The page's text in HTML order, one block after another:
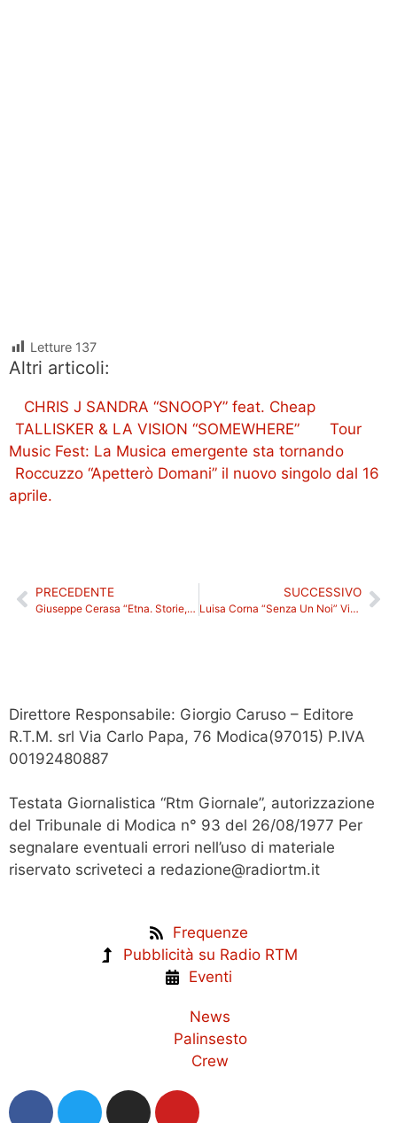
Letture 137
Altri articoli:
CHRIS J SANDRA “SNOOPY” feat. Cheap
TALLISKER & LA VISION “SOMEWHERE”
Tour
Music Fest: La Musica emergente sta tornando
Roccuzzo “Apetterò Domani” il nuovo singolo dal 16
aprile.
PRECEDENTE
Giuseppe Cerasa “Etna. Storie, itinerari luoghi del gusto” intervista
SUCCESSIVO
Luisa Corna “Senza Un Noi” Videointervista
Direttore Responsabile: Giorgio Caruso – Editore
R.T.M. srl Via Carlo Papa, 76 Modica(97015) P.IVA
00192480887
Testata Giornalistica “Rtm Giornale”, autorizzazione
del Tribunale di Modica n° 93 del 26/08/1977 Per
segnalare eventuali errori nell’uso di materiale
riservato scriveteci a redazione@radiortm.it
Frequenze
Pubblicità su Radio RTM
Eventi
News
Palinsesto
Crew